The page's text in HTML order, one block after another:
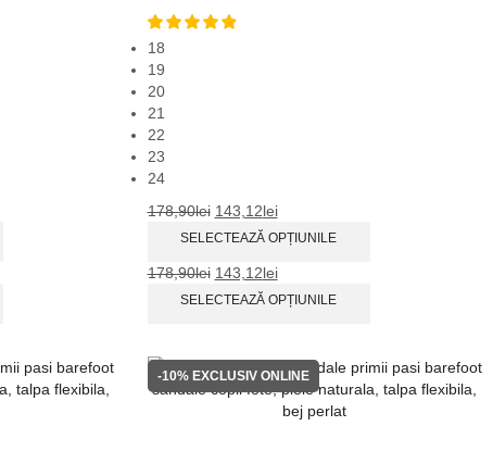
18
19
20
21
22
23
24
178,90lei 143,12lei
SELECTEAZĂ OPȚIUNILE
178,90lei 143,12lei
SELECTEAZĂ OPȚIUNILE
-10%EXCLUSIV ONLINE